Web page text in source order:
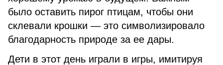
было оставить пирог птицам, чтобы они
склевали крошки — это символизировало
благодарность природе за ее дары.
Дети в этот день играли в игры, имитируя